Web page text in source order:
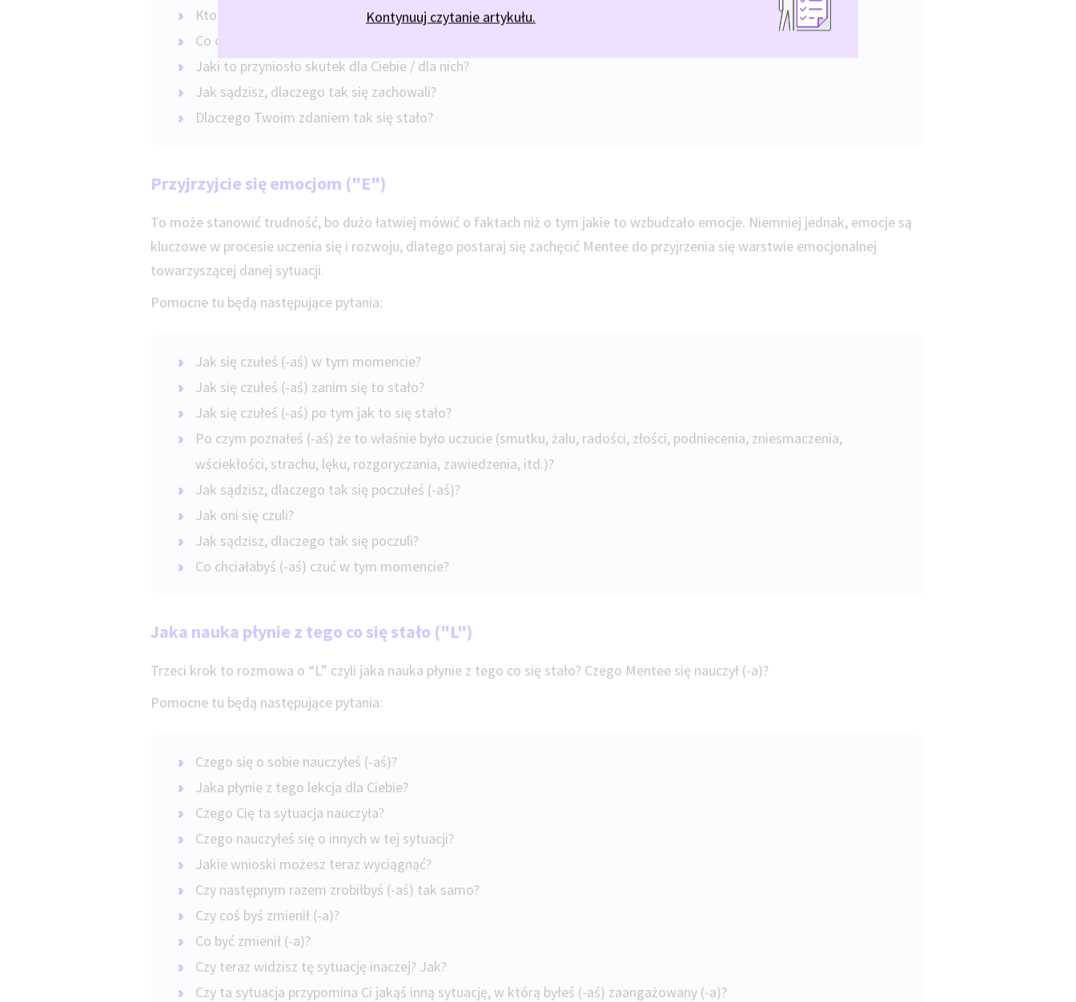
Kto jeszcze?
Co oni zrobili?
Jaki to przyniosło skutek dla Ciebie / dla nich?
Jak sądzisz, dlaczego tak się zachowali?
Dlaczego Twoim zdaniem tak się stało?
Przyjrzyjcie się emocjom ("E")
To może stanowić trudność, bo dużo łatwiej mówić o faktach niż o tym jakie to wzbudzało emocje. Niemniej jednak, emocje są
kluczowe w procesie uczenia się i rozwoju, dlatego postaraj się zachęcić Mentee do przyjrzenia się warstwie emocjonalnej
towarzyszącej danej sytuacji.
Pomocne tu będą następujące pytania:
Jak się czułeś (-aś) w tym momencie?
Jak się czułeś (-aś) zanim się to stało?
Jak się czułeś (-aś) po tym jak to się stało?
Po czym poznałeś (-aś) że to właśnie było uczucie (smutku, żalu, radości, złości, podniecenia, zniesmaczenia,
wściekłości, strachu, lęku, rozgoryczania, zawiedzenia, itd.)?
Jak sądzisz, dlaczego tak się poczułeś (-aś)?
Jak oni się czuli?
Jak sądzisz, dlaczego tak się poczuli?
Co chciałabyś (-aś) czuć w tym momencie?
Jaka nauka płynie z tego co się stało ("L")
Trzeci krok to rozmowa o “L” czyli jaka nauka płynie z tego co się stało? Czego Mentee się nauczył (-a)?
Pomocne tu będą następujące pytania:
Czego się o sobie nauczyłeś (-aś)?
Jaka płynie z tego lekcja dla Ciebie?
Czego Cię ta sytuacja nauczyła?
Czego nauczyłeś się o innych w tej sytuacji?
Jakie wnioski możesz teraz wyciągnąć?
Czy następnym razem zrobiłbyś (-aś) tak samo?
Czy coś byś zmienił (-a)?
Co być zmienił (-a)?
Czy teraz widzisz tę sytuację inaczej? Jak?
Czy ta sytuacja przypomina Ci jakąś inną sytuację, w którą byłeś (-aś) zaangażowany (-a)?
Kontynuuj czytanie artykułu.